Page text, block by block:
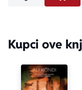
Kupci ove